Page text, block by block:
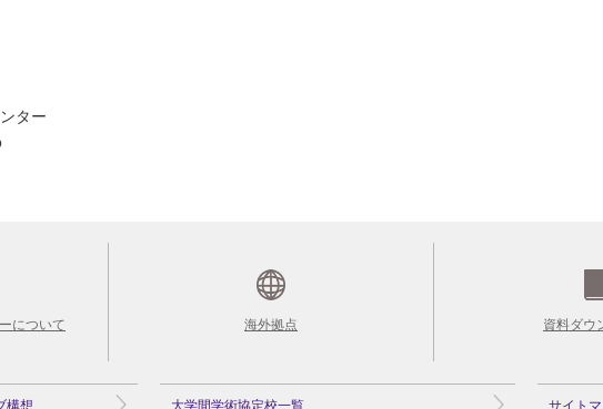
ター
について 海外拠点 資料ダウ
構想 大学間学術協定校一覧 サイト